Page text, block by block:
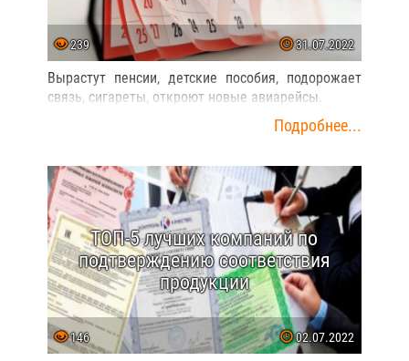
239 31.07.2022
Вырастут пенсии, детские пособия, подорожает
связь, сигареты, откроют новые авиарейсы.
Подробнее...
ТОП-5 лучших компаний по
подтверждению соответствия
продукции
146 02.07.2022